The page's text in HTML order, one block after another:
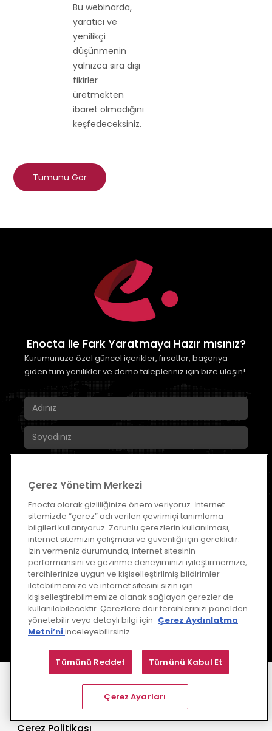
Bu webinarda,
yaratıcı ve
yenilikçi
düşünmenin
yalnızca sıra dışı
fikirler
üretmekten
ibaret olmadığını
keşfedeceksiniz.
Tümünü Gör
Enocta ile Fark Yaratmaya Hazır mısınız?
Kurumunuza özel güncel içerikler, fırsatlar, başarıya
giden tüm yenilikler ve demo talepleriniz için bize ulaşın!
Bu form ile toplanan kişisel verileriniz Enocta tarafından talebinize
dair işlemlerin yerine getirilmesi ve paylaşmış olduğunuz iletişim
adresi üzerinden tanıtım, bülten ve pazarlama içerikleri
gönderilmesi amacıylaKullanıcı Aydınlatma Metni
Site Kullanım Koşulları
Gizlilik Politikası
Çerez Politikası
Çerez Yönetim Merkezi
Enocta olarak gizliliğinize önem veriyoruz. İnternet
sitemizde “çerez” adı verilen çevrimiçi tanımlama
bilgileri kullanıyoruz. Zorunlu çerezlerin kullanılması,
internet sitemizin çalışması ve güvenliği için gereklidir.
İzin vermeniz durumunda, internet sitesinin
performansını ve gezinme deneyiminizi iyileştirmemize,
tercihlerinize uygun ve kişiselleştirilmiş bildirimler
iletebilmemize ve internet sitesini sizin için
kişiselleştirebilmemize olanak sağlayan çerezler de
kullanılabilecektir. Çerezlere dair tercihlerinizi panelden
yönetebilir veya detaylı bilgi için Çerez Aydınlatma
Metni’niinceleyebilirsiniz.
Tümünü Reddet Tümünü Kabul Et
Çerez Ayarları